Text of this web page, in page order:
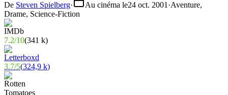
De Steven Spielberg· Au cinéma le24 oct. 2001 ·Aventure,
Drame, Science-Fiction
7.2/10(341 k)
3.7/5(324,9 k)